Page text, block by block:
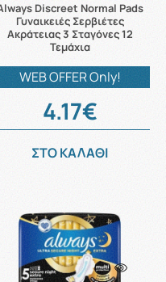
Discreet Normal Pads
Γυναικειές Σερβιέτες
Ακράτειας 3 Σταγόνες 12
Τεμάχια
WEB OFFER Only!
4.17€
ΣΤΟ ΚΑΛΑΘΙ